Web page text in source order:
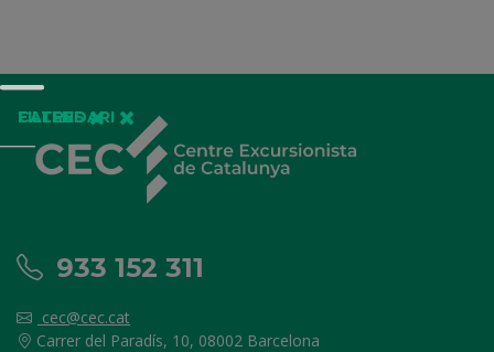
FILTRES
CALENDARI
933 152 311
cec@cec.cat
Carrer del Paradís, 10, 08002 Barcelona